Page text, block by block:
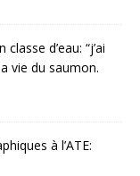
classe d’eau: “j’ai
vie du saumon.
à l’ATE: